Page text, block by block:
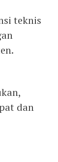
teknis
dan